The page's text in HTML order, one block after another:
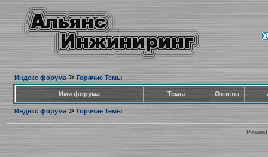
Индекс форума» Горячие Темы
Имя форума Темы Ответы
Индекс форума» Горячие Темы